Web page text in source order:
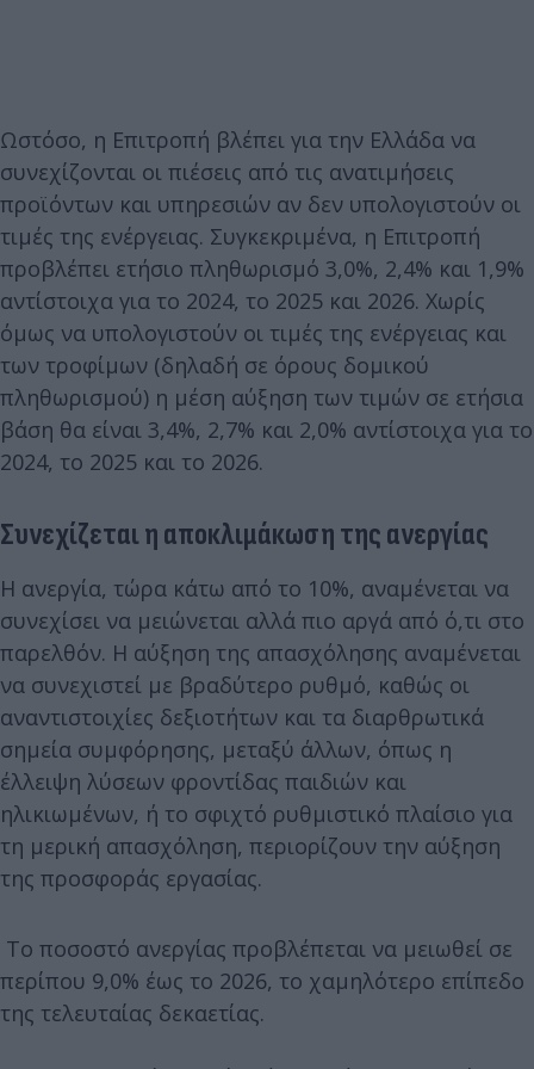
Ωστόσο, η Επιτροπή βλέπει για την Ελλάδα να
συνεχίζονται οι πιέσεις από τις ανατιμήσεις
προϊόντων και υπηρεσιών αν δεν υπολογιστούν οι
τιμές της ενέργειας. Συγκεκριμένα, η Επιτροπή
προβλέπει ετήσιο πληθωρισμό 3,0%, 2,4% και 1,9%
αντίστοιχα για το 2024, το 2025 και 2026. Χωρίς
όμως να υπολογιστούν οι τιμές της ενέργειας και
των τροφίμων (δηλαδή σε όρους δομικού
πληθωρισμού) η μέση αύξηση των τιμών σε ετήσια
βάση θα είναι 3,4%, 2,7% και 2,0% αντίστοιχα για το
2024, το 2025 και το 2026.
Συνεχίζεται η αποκλιμάκωση της ανεργίας
Η ανεργία, τώρα κάτω από το 10%, αναμένεται να
συνεχίσει να μειώνεται αλλά πιο αργά από ό,τι στο
παρελθόν. Η αύξηση της απασχόλησης αναμένεται
να συνεχιστεί με βραδύτερο ρυθμό, καθώς οι
αναντιστοιχίες δεξιοτήτων και τα διαρθρωτικά
σημεία συμφόρησης, μεταξύ άλλων, όπως η
έλλειψη λύσεων φροντίδας παιδιών και
ηλικιωμένων, ή το σφιχτό ρυθμιστικό πλαίσιο για
τη μερική απασχόληση, περιορίζουν την αύξηση
της προσφοράς εργασίας.
Το ποσοστό ανεργίας προβλέπεται να μειωθεί σε
περίπου 9,0% έως το 2026, το χαμηλότερο επίπεδο
της τελευταίας δεκαετίας.